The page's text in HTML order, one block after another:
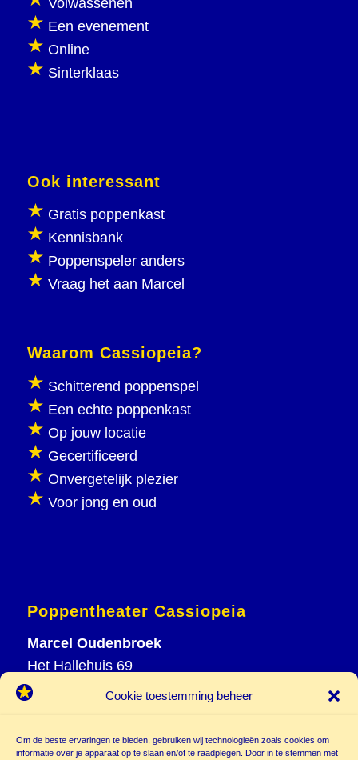
Cookie toestemming beheer
Om de beste ervaringen te bieden, gebruiken wij technologieën zoals cookies om
informatie over je apparaat op te slaan en/of te raadplegen. Door in te stemmen met
Een evenement
Online
Sinterklaas
Ook interessant
Gratis poppenkast
Kennisbank
Poppenspeler anders
Vraag het aan Marcel
Waarom Cassiopeia?
Schitterend poppenspel
Een echte poppenkast
Op jouw locatie
Gecertificeerd
Onvergetelijk plezier
Voor jong en oud
Poppentheater Cassiopeia
Marcel Oudenbroek
Het Hallehuis 69
3823 VH Amersfoort
M 06 20 26 94 61
info@